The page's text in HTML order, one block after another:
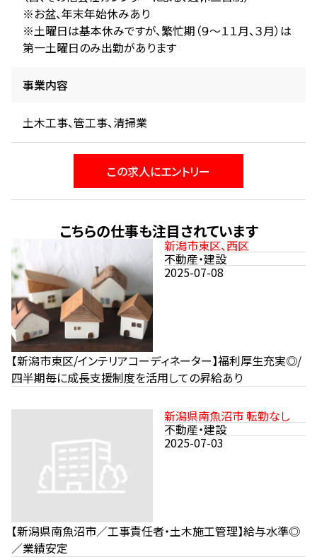
※お盆、年末年始休みあり
※土曜日は基本休みですが、繁忙期（９～１１月、３月）は
第一土曜日のみ出勤があります
事業内容
土木工事、管工事、清掃業
この求人にエントリー
こちらの仕事も注目されています
新潟市東区、西区
不動産・建設
2025-07-08
【新潟市東区/インテリアコーディネーター】福利厚生充実◎/
四半期毎に成長支援制度を活用しての昇給あり
新潟県南魚沼市 転勤なし
不動産・建設
2025-07-03
【新潟県南魚沼市／工事責任者・土木施工管理】給与水準◎
／業績安定